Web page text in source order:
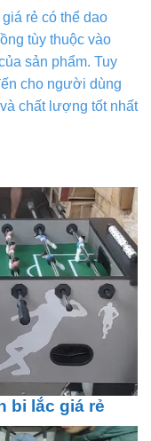
rẻ có thể dao
tùy thuộc vào
sản phẩm. Tuy
cho người dùng
chất lượng tốt nhất
bi lắc giá rẻ